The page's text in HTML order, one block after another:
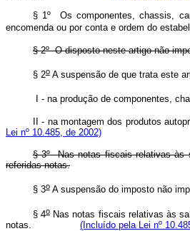
§ 1º Os componentes, chassis,
encomenda ou por conta e ordem do
§ 2º O disposto neste artigo não
§ 2oA suspensão de que trata este
I - na produção de
II - na montagem dos produtos
Lei nº 10.485, de 2002)
§ 3º Nas notas fiscais relativas às
referidas notas.
§ 3oA suspensão do imposto não
§ 4oNas notas fiscais relativas às
notas. (Incluído pela Lei nº